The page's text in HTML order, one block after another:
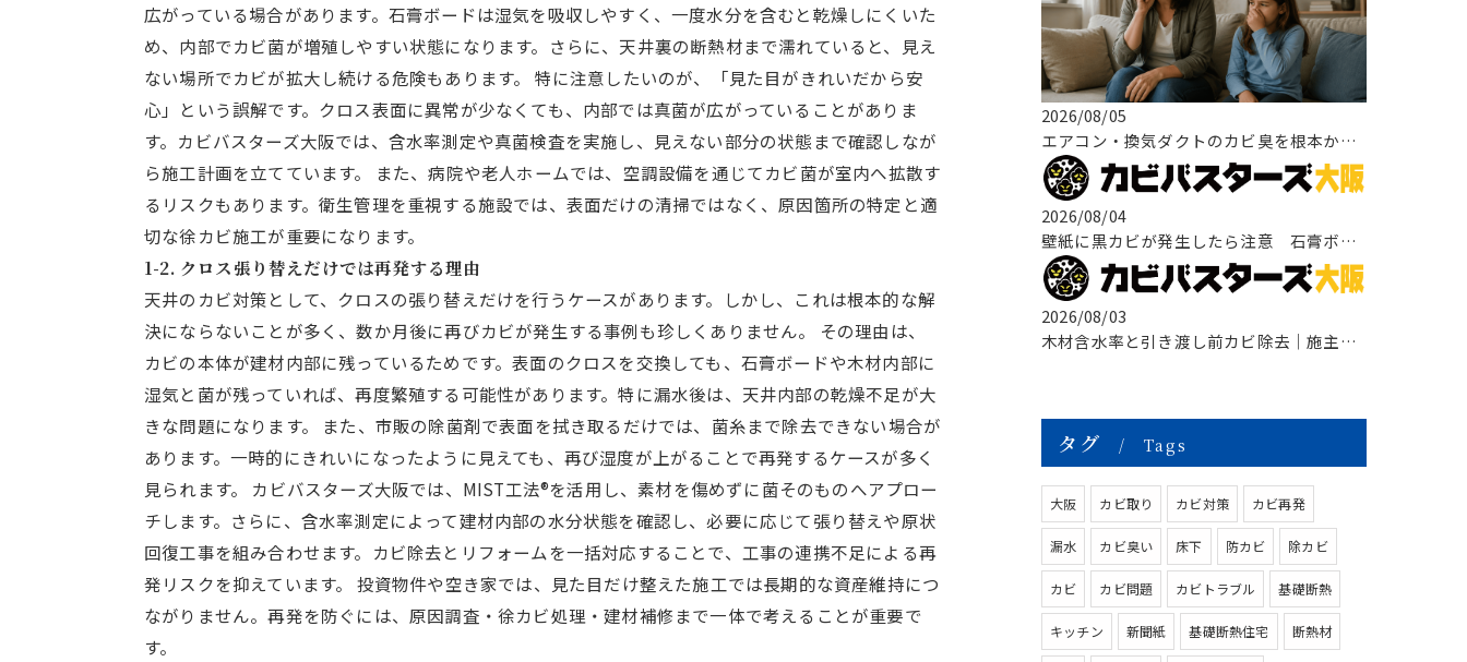
広がっている場合があります。石膏ボードは湿気を吸収しやすく、一度水分を含むと乾燥しにくいた
め、内部でカビ菌が増殖しやすい状態になります。さらに、天井裏の断熱材まで濡れていると、見え
ない場所でカビが拡大し続ける危険もあります。 特に注意したいのが、「見た目がきれいだから安
心」という誤解です。クロス表面に異常が少なくても、内部では真菌が広がっていることがありま
す。カビバスターズ大阪では、含水率測定や真菌検査を実施し、見えない部分の状態まで確認しなが
ら施工計画を立てています。 また、病院や老人ホームでは、空調設備を通じてカビ菌が室内へ拡散す
るリスクもあります。衛生管理を重視する施設では、表面だけの清掃ではなく、原因箇所の特定と適
切な徐カビ施工が重要になります。
1-2. クロス張り替えだけでは再発する理由
天井のカビ対策として、クロスの張り替えだけを行うケースがあります。しかし、これは根本的な解
決にならないことが多く、数か月後に再びカビが発生する事例も珍しくありません。 その理由は、
カビの本体が建材内部に残っているためです。表面のクロスを交換しても、石膏ボードや木材内部に
湿気と菌が残っていれば、再度繁殖する可能性があります。特に漏水後は、天井内部の乾燥不足が大
きな問題になります。 また、市販の除菌剤で表面を拭き取るだけでは、菌糸まで除去できない場合が
あります。一時的にきれいになったように見えても、再び湿度が上がることで再発するケースが多く
見られます。 カビバスターズ大阪では、MIST工法®を活用し、素材を傷めずに菌そのものへアプロー
チします。さらに、含水率測定によって建材内部の水分状態を確認し、必要に応じて張り替えや原状
回復工事を組み合わせます。カビ除去とリフォームを一括対応することで、工事の連携不足による再
発リスクを抑えています。 投資物件や空き家では、見た目だけ整えた施工では長期的な資産維持につ
ながりません。再発を防ぐには、原因調査・徐カビ処理・建材補修まで一体で考えることが重要で
す。
2026/08/05
エアコン・換気ダクトのカビ臭を根本から改善する方法
2026/08/04
壁紙に黒カビが発生したら注意 石膏ボードまで広がる原因と正しい改善方法
2026/08/03
木材含水率と引き渡し前カビ除去｜施主検査前に知っておきたい原因・対策・
タグ Tags
大阪 カビ取り カビ対策 カビ再発
漏水 カビ臭い 床下 防カビ 除カビ
カビ カビ問題 カビトラブル 基礎断熱
キッチン 新聞紙 基礎断熱住宅 断熱材